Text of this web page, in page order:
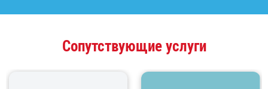
Сопутствующие услуги